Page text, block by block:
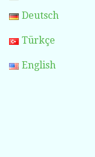
Deutsch
Türkçe
English